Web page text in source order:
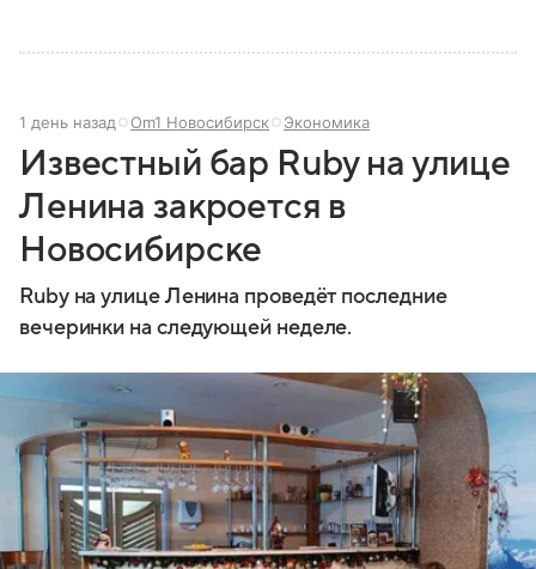
1 день назад Om1 Новосибирск Экономика
Известный бар Ruby на улице
Ленина закроется в
Новосибирске
Ruby на улице Ленина проведёт последние
вечеринки на следующей неделе.